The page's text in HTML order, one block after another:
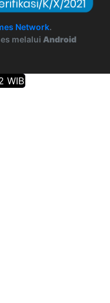
Network.
melalui Android
WIB